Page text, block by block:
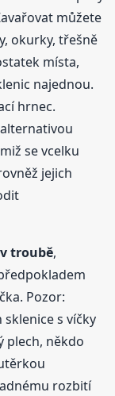
můžete
okurky, třešně
místa,
najednou.
hrnec.
se vcelku
jejich
v troubě,
Pozor:
s víčky
plech, někdo
rozbití